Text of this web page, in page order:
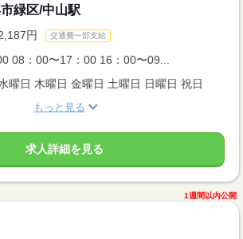
緑区/中山駅
円 交通費一部支給
08：00〜17：00 16：00〜09...
曜日 木曜日 金曜日 土曜日 日曜日 祝日
もっと見る
求人詳細を見る
1週間以内公開